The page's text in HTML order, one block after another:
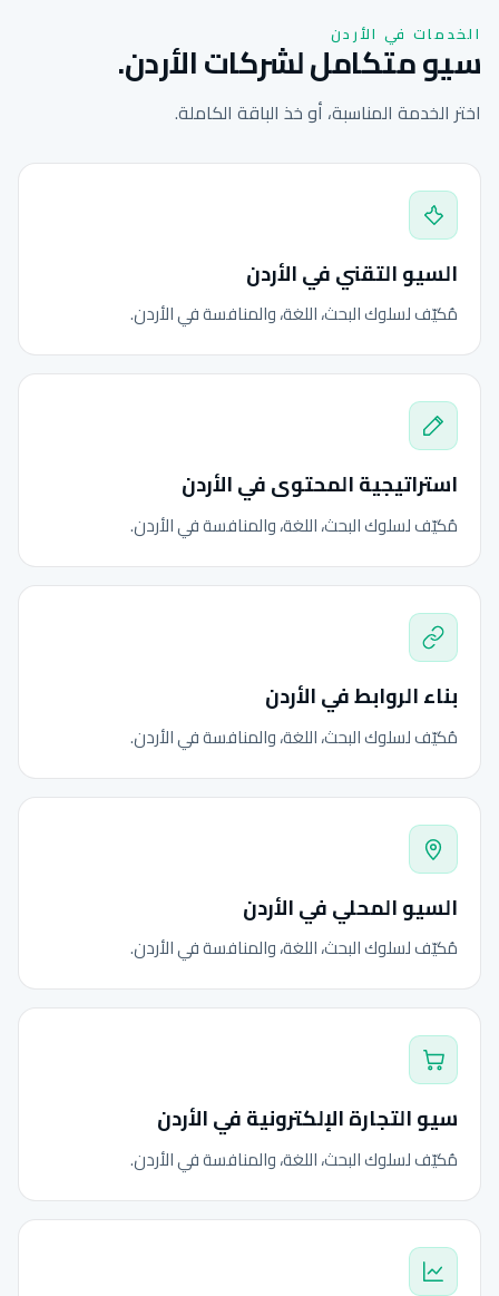
الخدمات في الأردن
سيو متكامل لشركات الأردن.
اختر الخدمة المناسبة، أو خذ الباقة الكاملة.
السيو التقني في الأردن
مُكيّف لسلوك البحث، اللغة، والمنافسة في الأردن.
استراتيجية المحتوى في الأردن
مُكيّف لسلوك البحث، اللغة، والمنافسة في الأردن.
بناء الروابط في الأردن
مُكيّف لسلوك البحث، اللغة، والمنافسة في الأردن.
السيو المحلي في الأردن
مُكيّف لسلوك البحث، اللغة، والمنافسة في الأردن.
سيو التجارة الإلكترونية في الأردن
مُكيّف لسلوك البحث، اللغة، والمنافسة في الأردن.